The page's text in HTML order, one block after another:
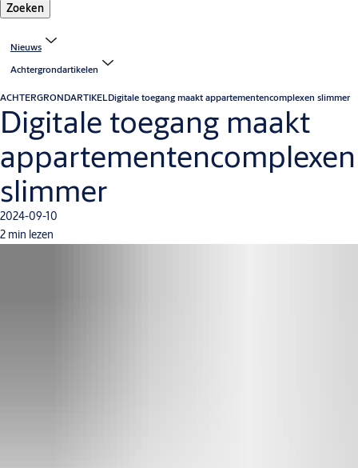
Zoeken
Nieuws
Achtergrondartikelen
ACHTERGRONDARTIKELDigitale toegang maakt appartementencomplexen slimmer
Digitale toegang maakt
appartementencomplexen
slimmer
2024-09-10
2 min lezen